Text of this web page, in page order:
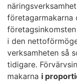
företagarmakarna
i den
verksamheten så
tidigare.
makarna i